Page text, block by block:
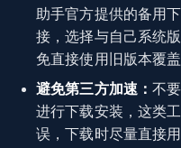
助手官方提供的备用
接，选择与自己系统
免直接使用旧版本覆盖
避免第三方加速：不
进行下载安装，这类
误，下载时尽量直接